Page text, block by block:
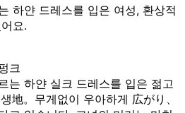
하얀 드레스를 입은 여성, 환상적
요.
크
는 하얀 실크 드레스를 입은 젊고
地。무게없이 우아하게 広がり、